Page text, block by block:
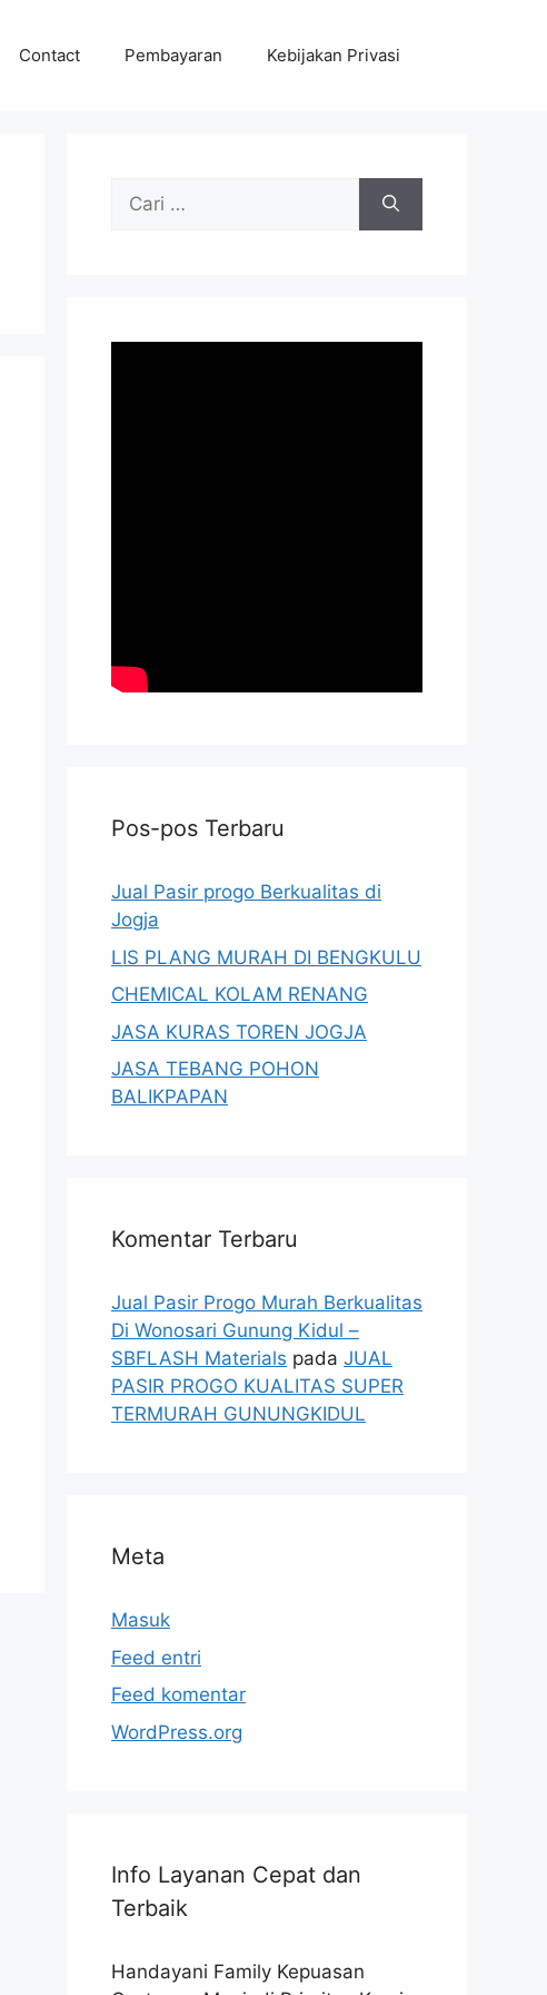
Contact Pembayaran Kebijakan Privasi
Cari
Pos-pos Terbaru
Jual Pasir progo Berkualitas di
Jogja
LIS PLANG MURAH DI BENGKULU
CHEMICAL KOLAM RENANG
JASA KURAS TOREN JOGJA
JASA TEBANG POHON
BALIKPAPAN
Komentar Terbaru
Jual Pasir Progo Murah Berkualitas
Di Wonosari Gunung Kidul –
SBFLASH Materials pada JUAL
PASIR PROGO KUALITAS SUPER
TERMURAH GUNUNGKIDUL
Meta
Masuk
Feed entri
Feed komentar
WordPress.org
Info Layanan Cepat dan
Terbaik
Handayani Family Kepuasan